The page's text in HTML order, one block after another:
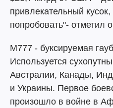
привлекательный
попробовать"- отметил
M777 - буксируемая
Используется
Австралии, Канады,
и Украины. Первое
произошло в войне в